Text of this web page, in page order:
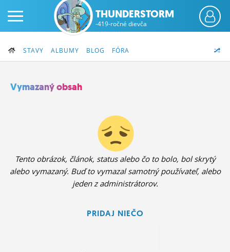
FÓRUM
STATUSY
THUNDERSTORM
-419-ročné dievča
STAVY ALBUMY BLOG FÓRA
Vymazaný obsah
Tento obrázok, článok, status alebo čo to bolo, bol skrytý
alebo vymazaný. Buď to vymazal samotný používateľ, alebo
jeden z administrátorov.
PRIDAJ NIEČO